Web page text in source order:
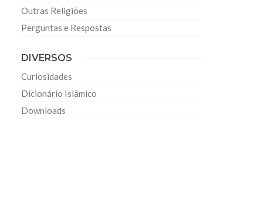
Outras Religiões
Perguntas e Respostas
DIVERSOS
Curiosidades
Dicionário Islâmico
Downloads